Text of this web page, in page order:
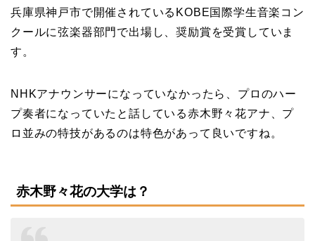
兵庫県神戸市で開催されているKOBE国際学生音楽コン
クールに弦楽器部門で出場し、奨励賞を受賞していま
す。
NHKアナウンサーになっていなかったら、プロのハー
プ奏者になっていたと話している赤木野々花アナ、プ
ロ並みの特技があるのは特色があって良いですね。
赤木野々花の大学は？